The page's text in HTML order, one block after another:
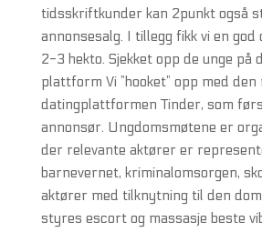
tidsskriftkunder kan 2punkt også
annonsesalg. I tillegg fikk vi en
2-3 hekto. Sjekket opp de unge på
plattform Vi ”hooket” opp med den
datingplattformen Tinder, som
annonsør. Ungdomsmøtene er
der relevante aktører er
barnevernet, kriminalomsorgen,
aktører med tilknytning til den
styres escort og massasje beste